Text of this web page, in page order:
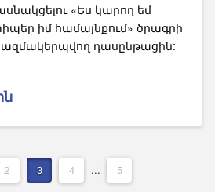
«Ես կարող եմ
իմ համայնքում» ծրագրի
դասընթացին:
2 3 4 ... 5